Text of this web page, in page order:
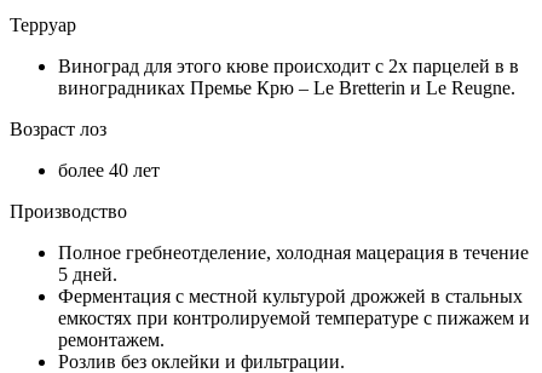
Терруар
Виноград для этого кюве происходит с 2х парцелей в в
виноградниках Премье Крю – Le Bretterin и Le Reugne.
Возраст лоз
более 40 лет
Производство
Полное гребнеотделение, холодная мацерация в течение
5 дней.
Ферментация с местной культурой дрожжей в стальных
емкостях при контролируемой температуре с пижажем и
ремонтажем.
Розлив без оклейки и фильтрации.